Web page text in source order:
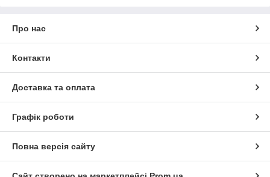
Про нас
Контакти
Доставка та оплата
Графік роботи
Повна версія сайту